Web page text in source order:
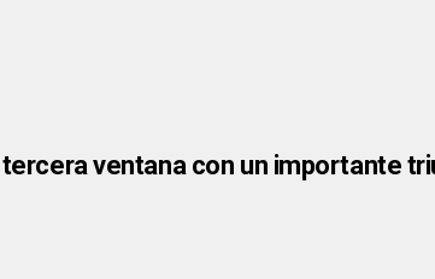
ventana con un importante